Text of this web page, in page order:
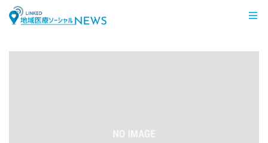
LINKED 地域医療ソーシャルNEWS